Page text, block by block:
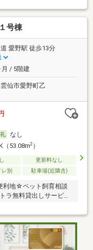
号棟
愛野駅 徒歩13分
/ 5階建
仙市愛野町乙
なし
（53.08m2）
更新料なし
レ別 駐車場(近隣含)
利地☆ペット飼育相談
無料貸出しサービス